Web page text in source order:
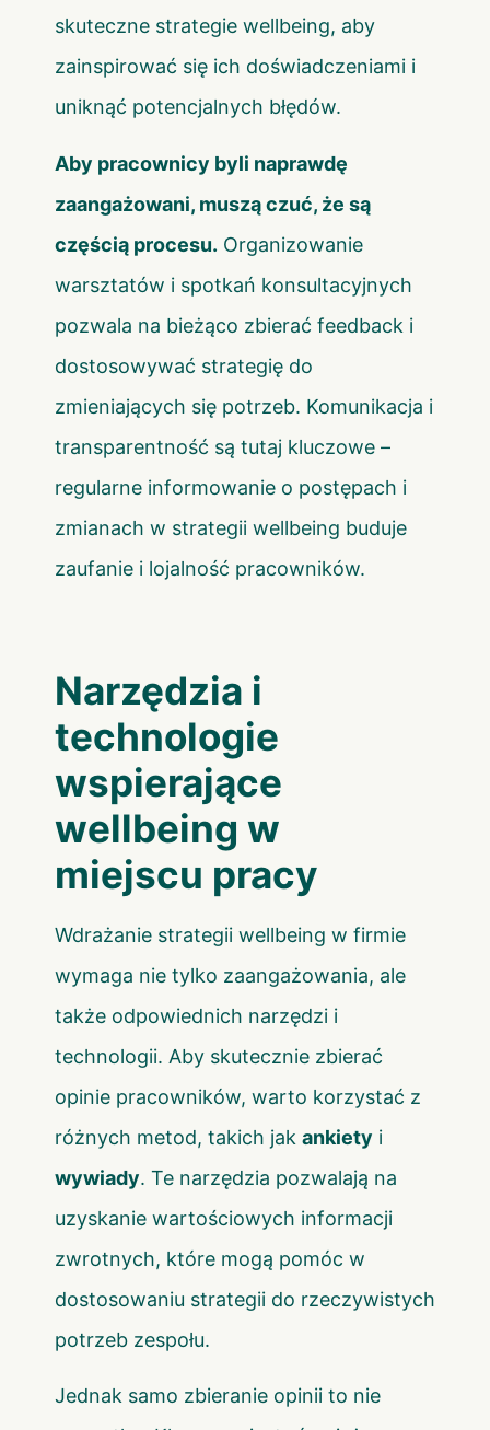
skuteczne strategie wellbeing, aby
zainspirować się ich doświadczeniami i
uniknąć potencjalnych błędów.
Aby pracownicy byli naprawdę
zaangażowani, muszą czuć, że są
częścią procesu. Organizowanie
warsztatów i spotkań konsultacyjnych
pozwala na bieżąco zbierać feedback i
dostosowywać strategię do
zmieniających się potrzeb. Komunikacja i
transparentność są tutaj kluczowe –
regularne informowanie o postępach i
zmianach w strategii wellbeing buduje
zaufanie i lojalność pracowników.
Narzędzia i
technologie
wspierające
wellbeing w
miejscu pracy
Wdrażanie strategii wellbeing w firmie
wymaga nie tylko zaangażowania, ale
także odpowiednich narzędzi i
technologii. Aby skutecznie zbierać
opinie pracowników, warto korzystać z
różnych metod, takich jak ankiety i
wywiady. Te narzędzia pozwalają na
uzyskanie wartościowych informacji
zwrotnych, które mogą pomóc w
dostosowaniu strategii do rzeczywistych
potrzeb zespołu.
Jednak samo zbieranie opinii to nie